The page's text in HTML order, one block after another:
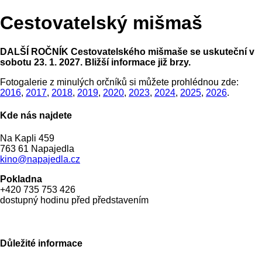
Cestovatelský mišmaš
DALŠÍ ROČNÍK Cestovatelského mišmaše se uskuteční v
sobotu 23. 1. 2027. Bližší informace již brzy.
Fotogalerie z minulých orčníků si můžete prohlédnou zde:
2016, 2017, 2018, 2019, 2020, 2023, 2024, 2025, 2026.
Kde nás najdete
Na Kapli 459
763 61 Napajedla
kino@napajedla.cz
Pokladna
+420 735 753 426
dostupný hodinu před představením
Důležité informace